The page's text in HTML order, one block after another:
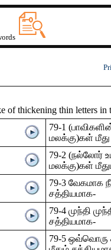
of thickening thin letters
79-1
மலக்கு)கள்
79-2 (நல்லோர்
மலக்கு)கள்
79-3 வேகமாக
சத்தியமாக-
79-4 முந்தி
சத்தியமாக-
79-5 ஒவ்வொரு